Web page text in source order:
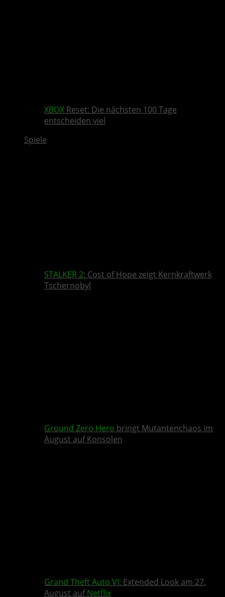
XBOX Reset: Die nächsten 100 Tage
entscheiden viel
Spiele
STALKER 2: Cost of Hope zeigt Kernkraftwerk
Tschernobyl
Ground Zero Hero bringt Mutantenchaos im
August auf Konsolen
Grand Theft Auto VI: Extended Look am 27.
August aufNetflix